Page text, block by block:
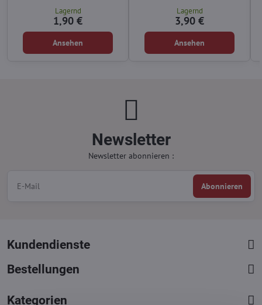
Lagernd
1,90 €
Ansehen
markanten PROSECCO-Aufschrift
verziert, die ihnen ein originelles
Design verleiht.
Lagernd
3,90 €
Ansehen
Newsletter
Newsletter abonnieren :
Abonnieren
Kundendienste
Bestellungen
Kategorien